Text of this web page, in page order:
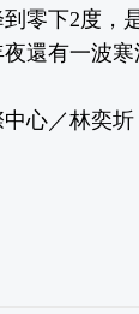
零下2度，
夜還有一波寒
中心／林奕